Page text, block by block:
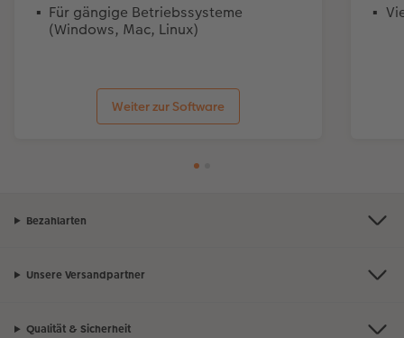
Für gängige Betriebssysteme
(Windows, Mac, Linux)
Weiter zur Software
Bezahlarten
Unsere Versandpartner
Qualität & Sicherheit